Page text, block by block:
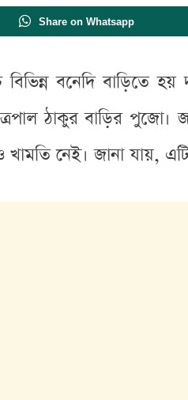
Share on Whatsapp
বিভিন্ন বনেদি
ঠাকুর বাড়ির
নেই। জানা যায়,